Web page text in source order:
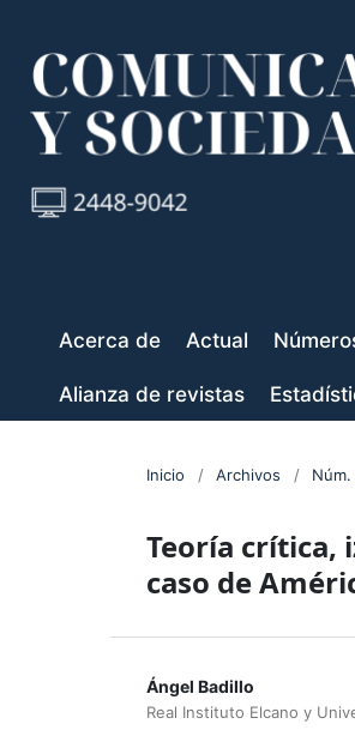
Acerca de Actual
Alianza de revistas
Inicio / Archivos /
Teoría crítica,
caso de
Ángel Badillo
Real Instituto Elcano y